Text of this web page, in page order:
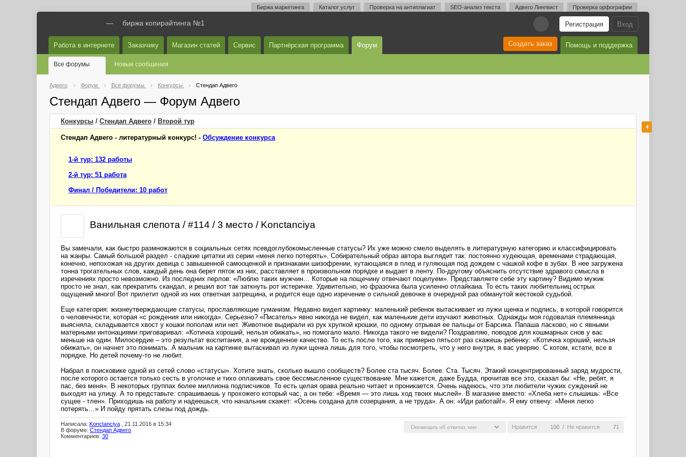
Биржа маркетинга Каталог услуг Проверка на антиплагиат SEO-анализ текста Адвего Лингвист Проверка орфографии
Вход
Регистрация
— биржа копирайтинга №1
Работа в интернете Заказчику Магазин статей Сервис Партнёрская программа Форум Помощь и поддержка
Создать заказ
Все форумы Новые сообщения
Адвего Форум Все форумы Конкурсы Стендап Адвего
Стендап Адвего — Форум Адвего
Конкурсы / Стендап Адвего / Второй тур
Стендап Адвего - литературный конкурс! - Обсуждение конкурса
1-й тур: 132 работы
2-й тур: 51 работа
Финал / Победители: 10 работ
Ванильная слепота / #114 / 3 место / Konctanciya
Вы замечали, как быстро размножаются в социальных сетях псевдоглубокомысленные статусы? Их уже можно смело выделять в литературную категорию и классифицировать
на жанры. Самый большой раздел - сладкие цитатки из серии «меня легко потерять». Собирательный образ автора выглядит так: постоянно худеющая, временами страдающая,
конечно, непохожая на других девица с завышенной самооценкой и признаками шизофрении, кутающаяся в плед и гуляющая под дождем с чашкой кофе в зубах. В нее загружена
тонна трогательных слов, каждый день она берет пяток из них, расставляет в произвольном порядке и выдает в ленту. По-другому объяснить отсутствие здравого смысла в
изречениях просто невозможно. Из последних перлов: «Люблю таких мужчин… Которые на пощечину отвечают поцелуем». Представляете себе эту картину? Видимо мужик
просто не знал, как прекратить скандал, и решил вот так заткнуть рот истеричке. Удивительно, но фразочка была усиленно отлайкана. То есть таких любительниц острых
ощущений много! Вот прилетит одной из них ответная затрещина, и родится еще одно изречение о сильной девочке в очередной раз обманутой жестокой судьбой.
Еще категория: жизнеутверждающие статусы, прославляющие гуманизм. Недавно видел картинку: маленький ребенок вытаскивает из лужи щенка и подпись, в которой говорится
о человечности, которая «с рождения или никогда». Серьезно? «Писатель» явно никогда не видел, как маленькие дети изучают животных. Однажды моя годовалая племянница
выясняла, складывается хвост у кошки пополам или нет. Животное выдирали из рук хрупкой крошки, по одному отрывая ее пальцы от Барсика. Папаша ласково, но с явными
матерными интонациями приговаривал: «Котичка хороший, нельзя обижать», но помогало мало. Никогда такого не видели? Поздравляю, поводов для кошмарных снов у вас
меньше на один. Милосердие – это результат воспитания, а не врожденное качество. То есть после того, как примерно пятьсот раз скажешь ребенку: «Котичка хороший, нельзя
обижать», он начнет это понимать. А мальчик на картинке вытаскивал из лужи щенка лишь для того, чтобы посмотреть, что у него внутри, я вас уверяю. С котом, кстати, все в
порядке. Но детей почему-то не любит.
Набрал в поисковике одной из сетей слово «статусы». Хотите знать, сколько вышло сообществ? Более ста тысяч. Более. Ста. Тысяч. Этакий концентрированный заряд мудрости,
после которого остается только сесть в уголочке и тихо оплакивать свое бессмысленное существование. Мне кажется, даже Будда, прочитав все это, сказал бы: «Не, ребят, я
пас, без меня». В некоторых группах более миллиона подписчиков. То есть целая орава реально читает и проникается. Очень надеюсь, что эти любители чужих суждений не
выходят на улицу. А то представьте: спрашиваешь у прохожего который час, а он тебе: «Время — это лишь ход твоих мыслей». В магазине вместо: «Хлеба нет» слышишь: «Все
сущее - тлен». Приходишь на работу и надеешься, что начальник скажет: «Осень создана для созерцания, а не труда». А он: «Иди работай!». Я ему отвечу: «Меня легко
потерять…» И пойду прятать слезы под дождь.
Нравится 100 / Не нравится 71
Написала: Konctanciya , 21.11.2016 в 15:34
В форуме: Стендап Адвего
Комментариев: 30